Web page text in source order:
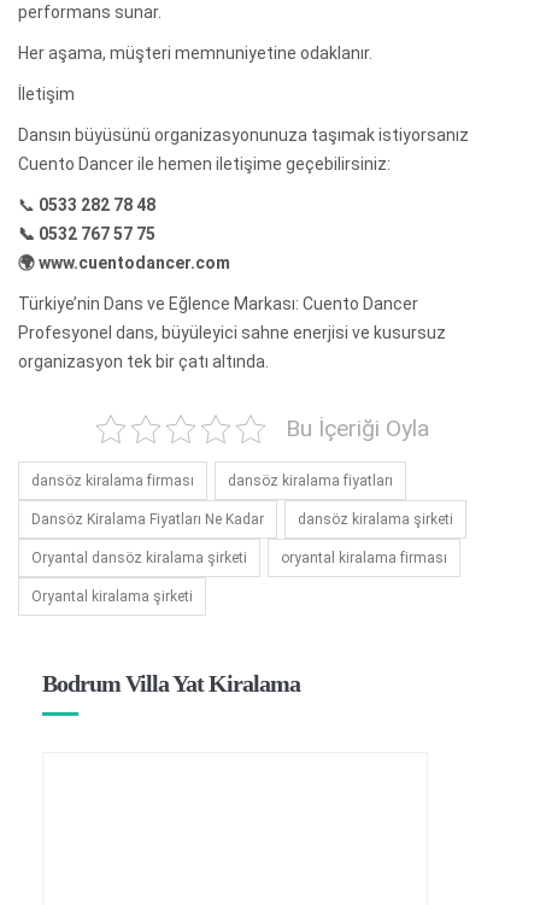
performans sunar.
Her aşama, müşteri memnuniyetine odaklanır.
İletişim
Dansın büyüsünü organizasyonunuza taşımak istiyorsanız
Cuento Dancer ile hemen iletişime geçebilirsiniz:
📞 0533 282 78 48
📞 0532 767 57 75
🌍 www.cuentodancer.com
Türkiye’nin Dans ve Eğlence Markası: Cuento Dancer
Profesyonel dans, büyüleyici sahne enerjisi ve kusursuz
organizasyon tek bir çatı altında.
Bu İçeriği Oyla
dansöz kiralama firması dansöz kiralama fiyatları
Dansöz Kiralama Fiyatları Ne Kadar dansöz kiralama şirketi
Oryantal dansöz kiralama şirketi oryantal kiralama firması
Oryantal kiralama şirketi
Bodrum Villa Yat Kiralama